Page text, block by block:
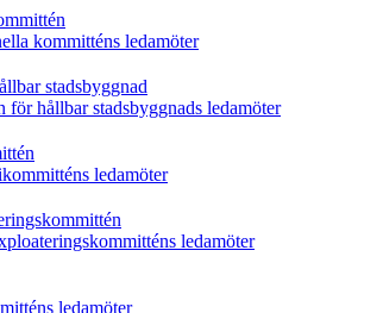
kommitténs ledamöter
stadsbyggnad
för hållbar stadsbyggnads ledamöter
ledamöter
ledamöter
ledamöter